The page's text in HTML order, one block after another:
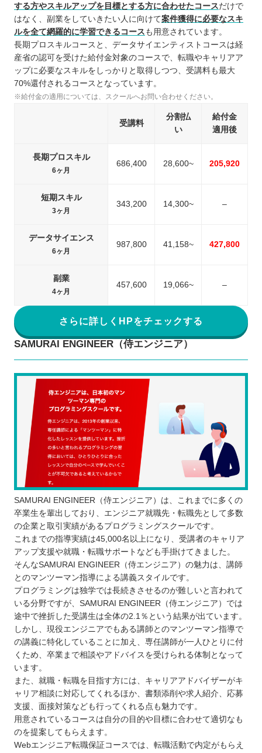
する方やスキルアップを目標とする方に合わせたコースだけで
はなく、副業をしていきたい人に向けて案件獲得に必要なスキ
ルを全て網羅的に学習できるコース も用意されています。
長期プロスキルコースと、データサイエンティストコースは経
産省の認可を受けた給付金対象のコースで、転職やキャリアア
ップに必要なスキルをしっかりと取得しつつ、受講料も最大
70%還付されるコースとなっています。
※給付金の適用については、スクールへお問い合わせください。
受講料
分割払
い
給付金
適用後
長期プロスキル
6ヶ月
686,400 28,600~ 205,920
短期スキル
3ヶ月
343,200 14,300~ –
データサイエンス
6ヶ月
987,800 41,158~ 427,800
副業
4ヶ月
457,600 19,066~ –
さらに詳しくHPをチェックする
SAMURAI ENGINEER（侍エンジニア）
SAMURAI ENGINEER（侍エンジニア）は、これまでに多くの
卒業生を輩出しており、エンジニア就職先・転職先として多数
の企業と取引実績があるプログラミングスクールです。
これまでの指導実績は45,000名以上になり、受講者のキャリア
アップ支援や就職・転職サポートなども手掛けてきました。
そんなSAMURAI ENGINEER（侍エンジニア）の魅力は、講師
とのマンツーマン指導による講義スタイルです。
プログラミングは独学では長続きさせるのが難しいと言われて
いる分野ですが、SAMURAI ENGINEER（侍エンジニア）では
途中で挫折した受講生は全体の2.1％という結果が出ています。
しかし、現役エンジニアでもある講師とのマンツーマン指導で
の講義に特化していることに加え、専任講師が一人ひとりに付
くため、卒業まで相談やアドバイスを受けられる体制となって
います。
また、就職・転職を目指す方には、キャリアアドバイザーがキ
ャリア相談に対応してくれるほか、書類添削や求人紹介、応募
支援、面接対策なども行ってくれる点も魅力です。
用意されているコースは自分の目的や目標に合わせて適切なも
のを提案してもらえます。
Webエンジニア転職保証コースでは、転職活動で内定がもらえ